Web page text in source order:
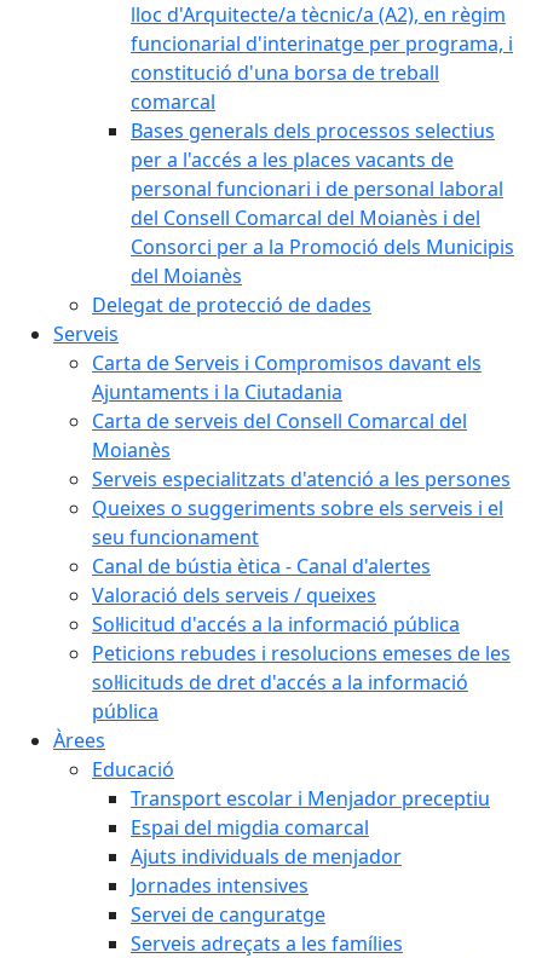
lloc d'Arquitecte/a tècnic/a (A2), en règim
funcionarial d'interinatge per programa, i
constitució d'una borsa de treball
comarcal
Bases generals dels processos selectius
per a l'accés a les places vacants de
personal funcionari i de personal laboral
del Consell Comarcal del Moianès i del
Consorci per a la Promoció dels Municipis
del Moianès
Delegat de protecció de dades
Serveis
Carta de Serveis i Compromisos davant els
Ajuntaments i la Ciutadania
Carta de serveis del Consell Comarcal del
Moianès
Serveis especialitzats d'atenció a les persones
Queixes o suggeriments sobre els serveis i el
seu funcionament
Canal de bústia ètica - Canal d'alertes
Valoració dels serveis / queixes
Sol·licitud d'accés a la informació pública
Peticions rebudes i resolucions emeses de les
sol·licituds de dret d'accés a la informació
pública
Àrees
Educació
Transport escolar i Menjador preceptiu
Espai del migdia comarcal
Ajuts individuals de menjador
Jornades intensives
Servei de canguratge
Serveis adreçats a les famílies